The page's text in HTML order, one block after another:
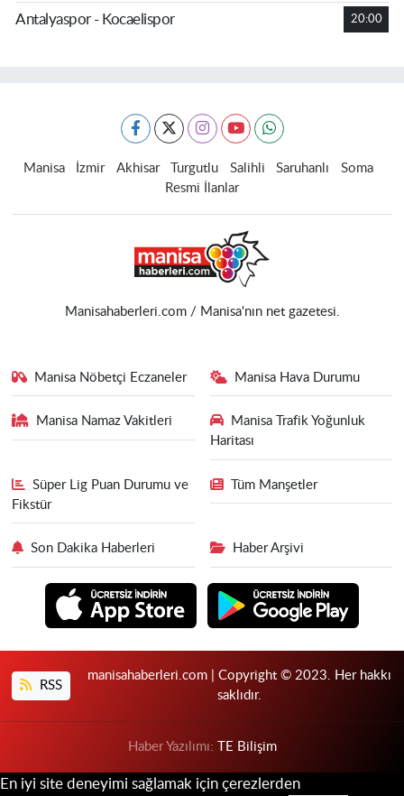
Antalyaspor - Kocaelispor 20:00
Manisa İzmir Akhisar Turgutlu Salihli Saruhanlı
Soma
Resmi İlanlar
Manisahaberleri.com / Manisa'nın net gazetesi.
Manisa Nöbetçi Eczaneler Manisa Hava Durumu
Manisa Namaz Vakitleri
Manisa Trafik Yoğunluk
Haritası
Süper Lig Puan Durumu ve
Fikstür
Tüm Manşetler
Son Dakika Haberleri Haber Arşivi
RSS
manisahaberleri.com | Copyright © 2023. Her hakkı
saklıdır.
Haber Yazılımı: TE Bilişim
En iyi site deneyimi sağlamak için çerezlerden